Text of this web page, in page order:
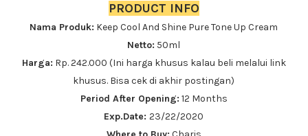
PRODUCT INFO
Nama Produk: Keep Cool And Shine Pure Tone Up Cream
Netto: 50ml
Harga: Rp. 242.000 (Ini harga khusus kalau beli melalui link
khusus. Bisa cek di akhir postingan)
Period After Opening: 12 Months
Exp.Date:23/22/2020